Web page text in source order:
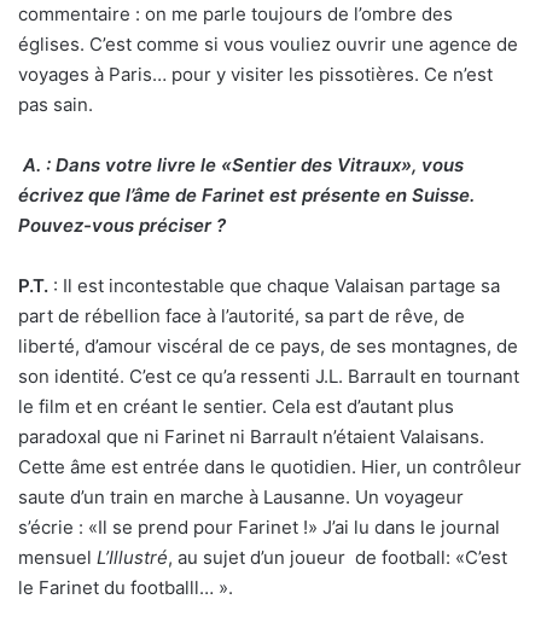
commentaire : on me parle toujours de l’ombre des
églises. C’est comme si vous vouliez ouvrir une agence de
voyages à Paris… pour y visiter les pissotières. Ce n’est
pas sain.
A. : Dans votre livre le «Sentier des Vitraux», vous
écrivez que l’âme de Farinet est présente en Suisse.
Pouvez-vous préciser ?
P.T. : Il est incontestable que chaque Valaisan partage sa
part de rébellion face à l’autorité, sa part de rêve, de
liberté, d’amour viscéral de ce pays, de ses montagnes, de
son identité. C’est ce qu’a ressenti J.L. Barrault en tournant
le film et en créant le sentier. Cela est d’autant plus
paradoxal que ni Farinet ni Barrault n’étaient Valaisans.
Cette âme est entrée dans le quotidien. Hier, un contrôleur
saute d’un train en marche à Lausanne. Un voyageur
s’écrie : «Il se prend pour Farinet !» J’ai lu dans le journal
mensuel L’Illustré, au sujet d’un joueur de football: «C’est
le Farinet du footballl… ».